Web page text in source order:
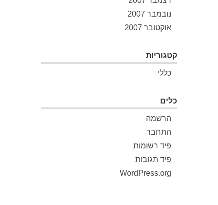
נובמבר 2007
אוקטובר 2007
קטגוריות
כללי
כלים
הרשמה
התחבר
פיד רשומות
פיד תגובות
WordPress.org